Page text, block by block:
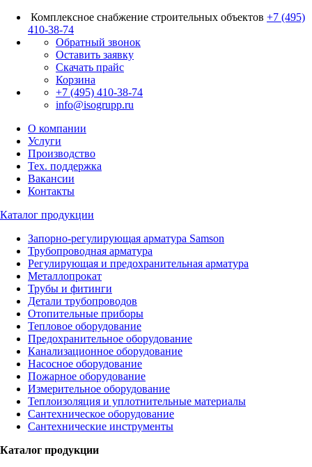
Комплексное снабжение строительных объектов +7 (495)
410-38-74
Обратный звонок
Оставить заявку
Скачать прайс
Корзина
+7 (495) 410-38-74
info@isogrupp.ru
О компании
Услуги
Производство
Тех. поддержка
Вакансии
Контакты
Каталог продукции
Запорно-регулирующая арматура Samson
Трубопроводная арматура
Регулирующая и предохранительная арматура
Металлопрокат
Трубы и фитинги
Детали трубопроводов
Отопительные приборы
Тепловое оборудование
Предохранительное оборудование
Канализационное оборудование
Насосное оборудование
Пожарное оборудование
Измерительное оборудование
Теплоизоляция и уплотнительные материалы
Сантехническое оборудование
Сантехнические инструменты
Каталог продукции